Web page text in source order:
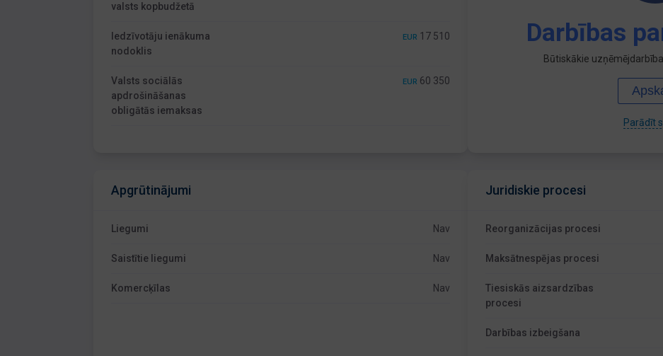
valsts kopbudžetā
Iedzīvotāju ienākuma
nodoklis
EUR 17 510
Valsts sociālās
apdrošināšanas
obligātās iemaksas
EUR 60 350
Darbības
Būtiskākie
Parādīt
Apgrūtinājumi
Liegumi Nav
Saistītie liegumi Nav
Komercķīlas Nav
Juridiskie procesi
Reorganizācijas procesi
Maksātnespējas procesi
Tiesiskās aizsardzības
procesi
Darbības izbeigšana